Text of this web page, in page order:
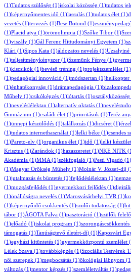
(1)Tudatos szülőség (1)iskolai közösség (1)tudatos
(1)képernyőmentes idő (1)lassulás (1)tudatos élet (1)
vezetés (1)tervezés (1)Bese Botond (1)
(1)Placid atya (1)örömolimpia (1)Szőke Tibor (1)
(1)viszály (1)Gál Ferenc Hittudományi Egyetem (1)
Klári (1)Sipos Kata (1)áldozatos nevelés (1)Uzsalyiné
(1)teljesítménykényszer (1)Szemünk Fénye (1)
(1)kiscsikók (1)bevéső tréning (1)projektszemlélet (1)
(1)pedagógiai innováció (1)módszertan (1)helikopter
(1)énhatékonyság (1)drámapedagógia (1)
Műhely (1)csikóképzés (1)lótartás (1)osztályközösség
(1)neveléslélektan (1)alternatív oktatás (1)
Gimnázium (1)családi élet (1)prioritások (1)Teréz
(1)ünnepi készülődés (1)találkozás (1)dicséret (1)
(1)tudatos internethasználat (1)lelki béke (1)csendes
(1)Pareto-elv (1)organikus élet (1)idő (1)lelki készület
Krisztus (1)Zarándok (1)hazaszeretet (1)NKE NITK
Akadémia (1)MMA (1)székfoglaló (1)Pesti Vigadó (1)
(1)Magyar Örökség Műhely (1)Molnár V. József-díj
(1)jutalmazás és büntetés (1)fejlődéslélektan (1)
(1)mozgásfejlődés (1)gyermekkori fejlődés (1)
(1)önállóságra nevelés (1)Marosvásárhelyi TVR (1)
(1)képernyőidő csökkentés (1)szülői tudatosság (1)hit
tábor (1)ÁGOTA Falva (1)pasztoráció (1)szülők
(1)előadó (1)iskolai program (1)szorongáscsökkentés
támogatás (1)Tanúságtevő életért-díj (1)Kaposvári
(1)egyházi kitüntetés (1)gyermekközpontú szemlélet
Lélek Szava (1)továbbképzés (1)Szociális Testvérek
női szerepek (1)megbocsátás (1)ökológiai lábnyom
változás (1)mentor képzés (1)szemléletváltás (1)